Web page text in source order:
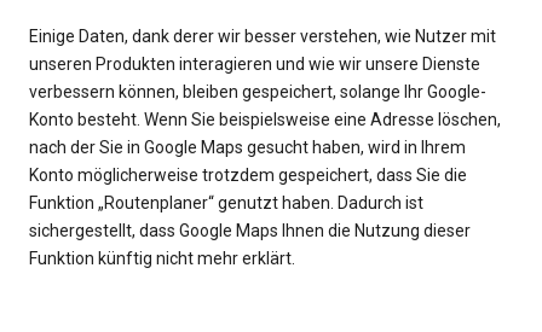
Einige Daten, dank derer wir besser verstehen, wie Nutzer mit
unseren Produkten interagieren und wie wir unsere Dienste
verbessern können, bleiben gespeichert, solange Ihr Google-
Konto besteht. Wenn Sie beispielsweise eine Adresse löschen,
nach der Sie in Google Maps gesucht haben, wird in Ihrem
Konto möglicherweise trotzdem gespeichert, dass Sie die
Funktion „Routenplaner“ genutzt haben. Dadurch ist
sichergestellt, dass Google Maps Ihnen die Nutzung dieser
Funktion künftig nicht mehr erklärt.